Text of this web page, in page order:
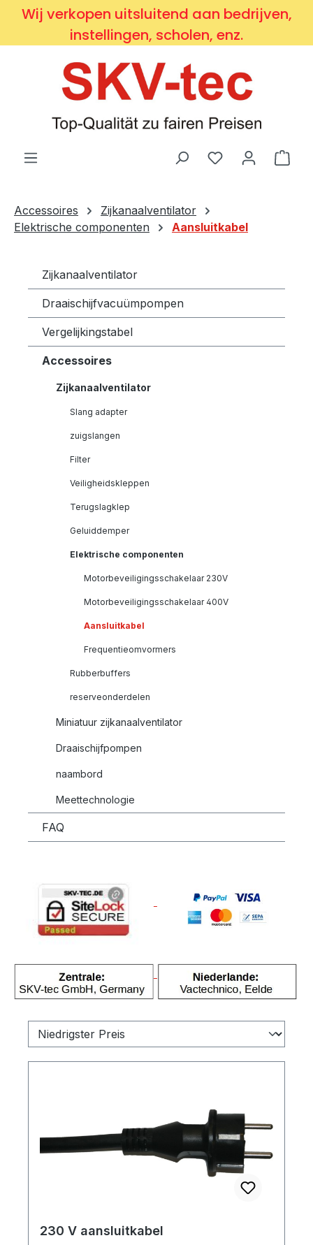
Ga naar de hoofdinhoud
Wij verkopen uitsluitend aan bedrijven,
instellingen, scholen, enz.
Je hebt 0 items
Accessoires
Zijkanaalventilator
Elektrische componenten
Aansluitkabel
Zijkanaalventilator
Draaischijfvacuümpompen
Vergelijkingstabel
Accessoires
Zijkanaalventilator
Slang adapter
zuigslangen
Filter
Veiligheidskleppen
Terugslagklep
Geluiddemper
Elektrische componenten
Motorbeveiligingsschakelaar 230V
Motorbeveiligingsschakelaar 400V
Aansluitkabel
Frequentieomvormers
Rubberbuffers
reserveonderdelen
Miniatuur zijkanaalventilator
Draaischijfpompen
naambord
Meettechnologie
FAQ
230 V aansluitkabel